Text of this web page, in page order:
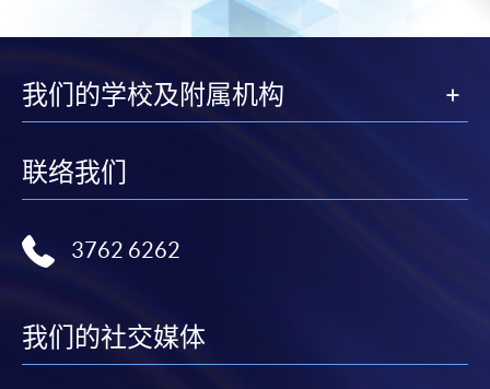
我们的学校及附属机构
联络我们
3762 6262
我们的社交媒体